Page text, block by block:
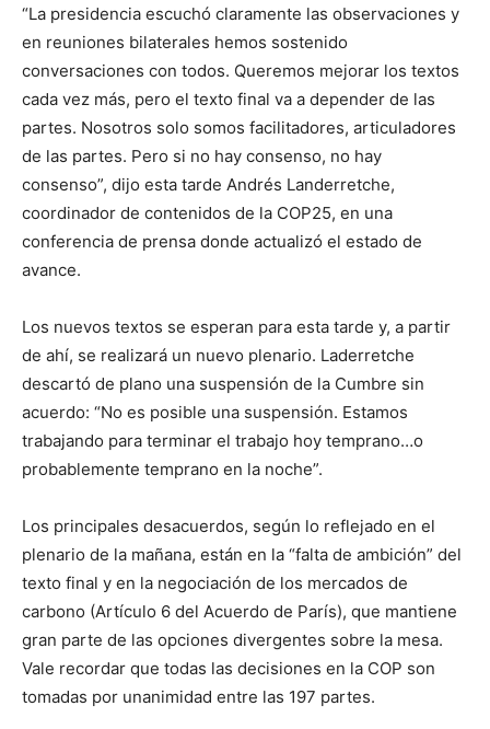
“La presidencia escuchó claramente las observaciones y
en reuniones bilaterales hemos sostenido
conversaciones con todos. Queremos mejorar los textos
cada vez más, pero el texto final va a depender de las
partes. Nosotros solo somos facilitadores, articuladores
de las partes. Pero si no hay consenso, no hay
consenso”, dijo esta tarde Andrés Landerretche,
coordinador de contenidos de la COP25, en una
conferencia de prensa donde actualizó el estado de
avance.
Los nuevos textos se esperan para esta tarde y, a partir
de ahí, se realizará un nuevo plenario. Laderretche
descartó de plano una suspensión de la Cumbre sin
acuerdo: “No es posible una suspensión. Estamos
trabajando para terminar el trabajo hoy temprano…o
probablemente temprano en la noche”.
Los principales desacuerdos, según lo reflejado en el
plenario de la mañana, están en la “falta de ambición” del
texto final y en la negociación de los mercados de
carbono (Artículo 6 del Acuerdo de París), que mantiene
gran parte de las opciones divergentes sobre la mesa.
Vale recordar que todas las decisiones en la COP son
tomadas por unanimidad entre las 197 partes.